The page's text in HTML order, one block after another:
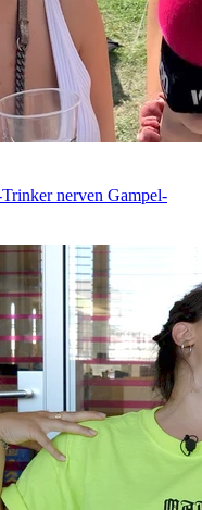
nerven Gampel-